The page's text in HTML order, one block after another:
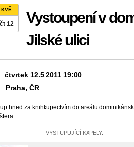
KVĚ
čt 12
Vystoupení v
Jilské ulici
čtvrtek 12.5.2011 19:00
Praha, ČR
hned za knihkupectvím do areálu
VYSTUPUJÍCÍ KAPELY: